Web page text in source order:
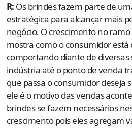
R: Os brindes fazem parte de
estratégica para alcançar mais
negócio. O crescimento no
mostra como o consumidor está
comportando diante de diversas
indústria até o ponto de venda
que passa o consumidor deseja
ele é o motivo das vendas
brindes se fazem necessários
crescimento pois eles agregam